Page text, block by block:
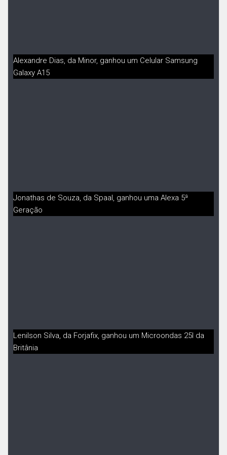
Alexandre Dias, da Minor, ganhou um Celular Samsung
Galaxy A15
Jonathas de Souza, da Spaal, ganhou uma Alexa 5ª
Geração
Lenilson Silva, da Forjafix, ganhou um Microondas 25l da
Britânia